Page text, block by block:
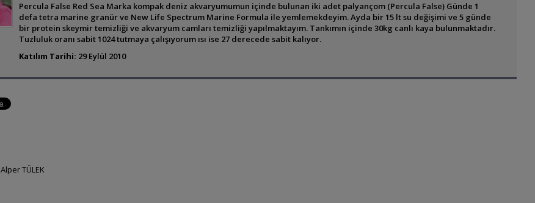
Percula False Red Sea Marka kompak deniz akvaryumumun içinde bulunan iki adet palyançom (Percula False) Günde 1
defa tetra marine granür ve New Life Spectrum Marine Formula ile yemlemekdeyim. Ayda bir 15 lt su değişimi ve 5 günde
bir protein skeymir temizliği ve akvaryum camları temizliği yapılmaktayım. Tankımın içinde 30kg canlı kaya bulunmaktadır.
Tuzluluk oranı sabit 1024 tutmaya çalışıyorum ısı ise 27 derecede sabit kalıyor.
Katılım Tarihi: 29 Eylül 2010
Alper TÜLEK